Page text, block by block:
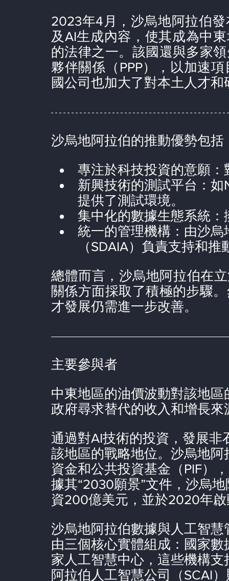
2023年4月，沙烏地阿拉伯
及AI生成內容，使其成為中
的法律之一。該國還與多家
夥伴關係（PPP），以加速
國公司也加大了對本土人才和
沙烏地阿拉伯的推動優勢包括
專注於科技投資的意願
新興技術的測試平台：
提供了測試環境。
集中化的數據生態系統
統一的管理機構：由沙
（SDAIA）負責支持和推
總體而言，沙烏地阿拉伯在
關係方面採取了積極的步驟
才發展仍需進一步改善。
主要參與者
中東地區的油價波動對該地
政府尋求替代的收入和增長來
通過對AI技術的投資，發展
該地區的戰略地位。沙烏地
資金和公共投資基金（PIF）
據其“2030願景”文件，沙烏
資200億美元，並於2020年
沙烏地阿拉伯數據與人工智慧
由三個核心實體組成：國家
家人工智慧中心，這些機構
阿拉伯人工智慧公司（SCAI